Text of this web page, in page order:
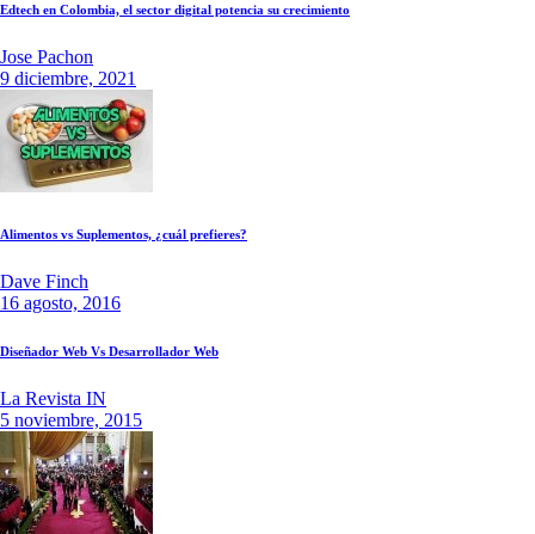
Edtech en Colombia, el sector digital potencia su crecimiento
Jose Pachon
9 diciembre, 2021
Alimentos vs Suplementos, ¿cuál prefieres?
Dave Finch
16 agosto, 2016
Diseñador Web Vs Desarrollador Web
La Revista IN
5 noviembre, 2015